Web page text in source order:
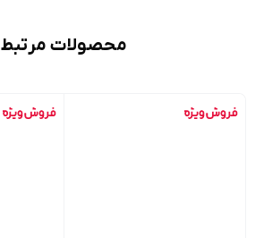
محصولات مرتبط